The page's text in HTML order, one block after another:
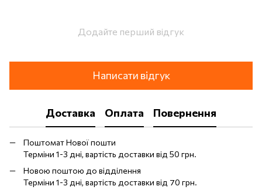
Додайте перший відгук
Написати відгук
Доставка Оплата Повернення
Поштомат Нової пошти
Терміни 1-3 дні, вартість доставки від 50 грн.
Новою поштою до відділення
Терміни 1-3 дні, вартість доставки від 70 грн.